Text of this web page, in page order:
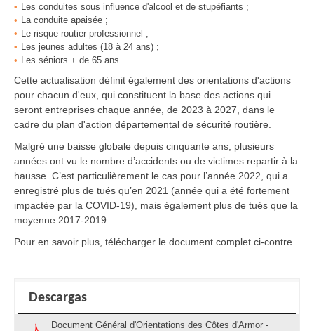
Les conduites sous influence d'alcool et de stupéfiants ;
La conduite apaisée ;
Le risque routier professionnel ;
Les jeunes adultes (18 à 24 ans) ;
Les séniors + de 65 ans.
Cette actualisation définit également des orientations d'actions
pour chacun d'eux, qui constituent la base des actions qui
seront entreprises chaque année, de 2023 à 2027, dans le
cadre du plan d'action départemental de sécurité routière.
Malgré une baisse globale depuis cinquante ans, plusieurs
années ont vu le nombre d’accidents ou de victimes repartir à la
hausse. C’est particulièrement le cas pour l’année 2022, qui a
enregistré plus de tués qu’en 2021 (année qui a été fortement
impactée par la COVID-19), mais également plus de tués que la
moyenne 2017-2019.
Pour en savoir plus, télécharger le document complet ci-contre.
Descargas
Document Général d'Orientations des Côtes d'Armor -